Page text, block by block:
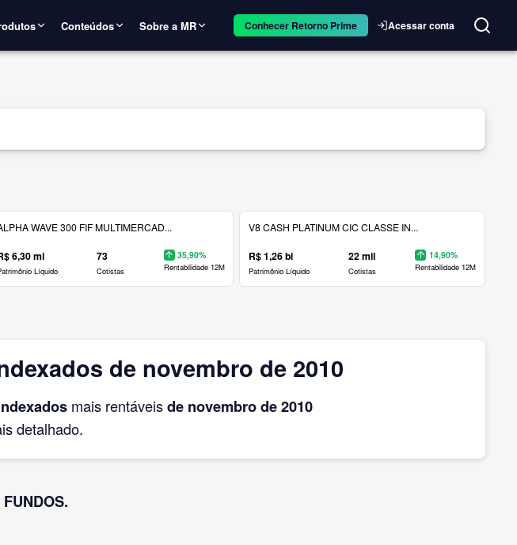
Conteúdos Sobre a MR Conhecer Retorno Prime Acessar conta
WAVE 300 FIF MULTIMERCAD...
6,30 mi
Líquido
73
Cotistas
35,90%
Rentabilidade 12M
V8 CASH PLATINUM CIC CLASSE IN...
R$ 1,26 bi
Patrimônio Líquido
22 mil
Cotistas
14,90%
Rentabilidade 12M
de novembro de 2010
mais rentáveisde novembrode 2010
detalhado.